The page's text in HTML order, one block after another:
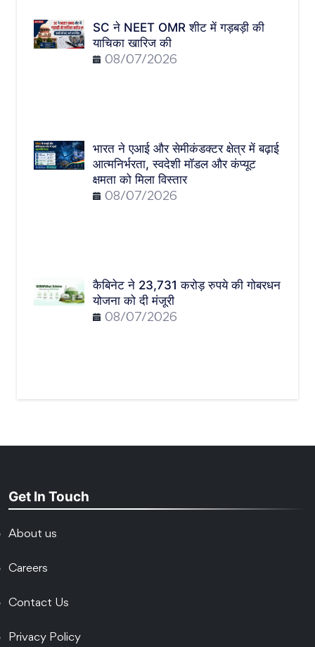
SC ने NEET OMR शीट में गड़बड़ी की
याचिका खारिज की
08/07/2026
भारत ने एआई और सेमीकंडक्टर क्षेत्र में बढ़ाई
आत्मनिर्भरता, स्वदेशी मॉडल और कंप्यूट
क्षमता को मिला विस्तार
08/07/2026
कैबिनेट ने 23,731 करोड़ रुपये की गोबरधन
योजना को दी मंजूरी
08/07/2026
Get In Touch
About us
Careers
Contact Us
Privacy Policy